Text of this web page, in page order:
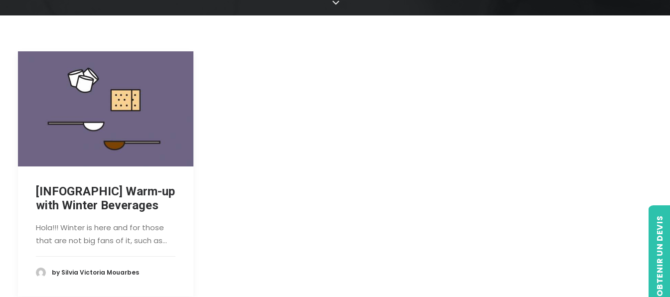
OBTENIR UN DEVIS
[INFOGRAPHIC] Warm-up
with Winter Beverages
Hola!!! Winter is here and for those
that are not big fans of it, such as…
by Silvia Victoria Mouarbes